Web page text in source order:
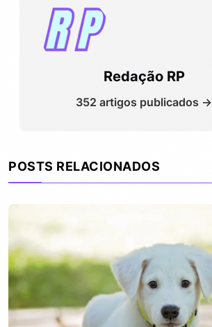
Redação RP
352 artigos publicados →
POSTS RELACIONADOS